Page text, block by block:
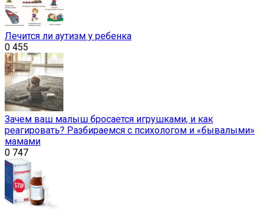
Лечится ли аутизм у ребенка
0 455
Зачем ваш малыш бросается игрушками, и как
реагировать? Разбираемся с психологом и «бывалыми»
мамами
0 747